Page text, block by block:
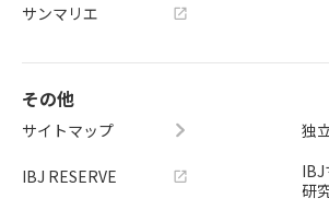
サンマリエ
その他
サイトマップ
IBJ RESERVE
独
IBJ
研